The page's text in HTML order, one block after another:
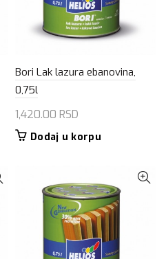
Bori Lak lazura ebanovina,
0,75l
1,420.00 RSD
Dodaj u korpu